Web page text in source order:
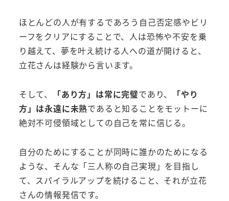
ほとんどの人が有するであろう自己否定感やビリ
ーフをクリアにすることで、人は恐怖や不安を乗
り越えて、夢を叶え続ける人への道が開けると、
立花さんは経験から言います。
そして、 「あり方」は常に完璧であり、
「やり
方」は永遠に未熟であると知ることをモットーに
絶対不可侵領域としての自己を常に信じる。
自分のためにすることが同時に誰かのためになる
ような、そんな「三人称の自己実現」を目指し
て、スパイラルアップを続けること、それが立花
さんの情報発信です。